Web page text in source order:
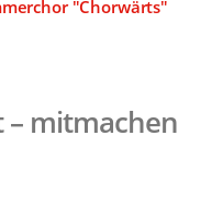
"Chorwärts"
mitmachen